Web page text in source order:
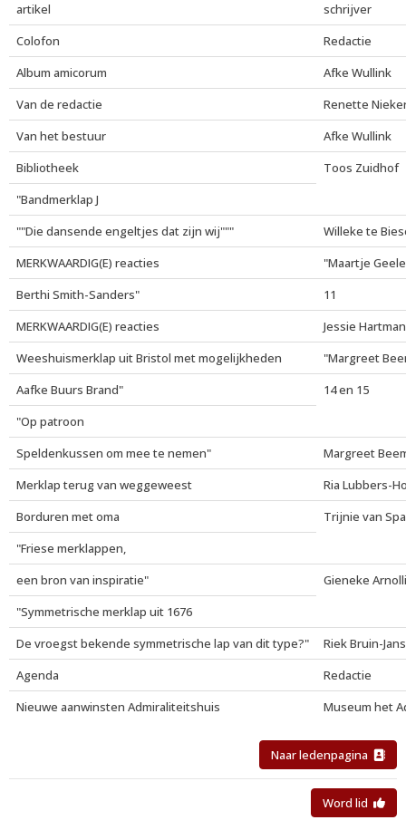
artikel
schrijver
Colofon
Redactie
Album amicorum
Afke Wullink
Van de redactie
Renette
Van het bestuur
Afke Wullink
Bibliotheek
Toos Zuidhof
"Bandmerklap J
""Die dansende engeltjes dat zijn wij"""
Willeke te
MERKWAARDIG(E) reacties
"Maartje
Berthi Smith-Sanders"
11
MERKWAARDIG(E) reacties
Jessie
Weeshuismerklap uit Bristol met mogelijkheden
"Margreet
Aafke Buurs Brand"
14 en 15
"Op patroon
Speldenkussen om mee te nemen"
Margreet
Merklap terug van weggeweest
Ria Lubbers-
Borduren met oma
Trijnie van
"Friese merklappen,
een bron van inspiratie"
Gieneke Arnolli
"Symmetrische merklap uit 1676
De vroegst bekende symmetrische lap van dit type?"
Riek Bruin-
Agenda
Redactie
Nieuwe aanwinsten Admiraliteitshuis
Museum het
Naar ledenpagina
Word lid